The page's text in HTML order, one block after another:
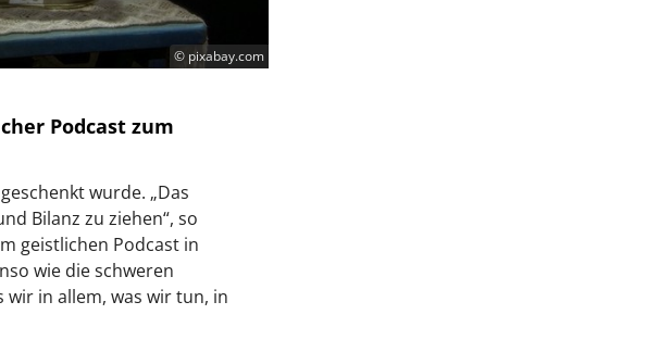
© pixabay.com
Podcast zum
wurde. „Das
Bilanz zu ziehen“, so
geistlichen Podcast in
wie die schweren
in allem, was wir tun, in